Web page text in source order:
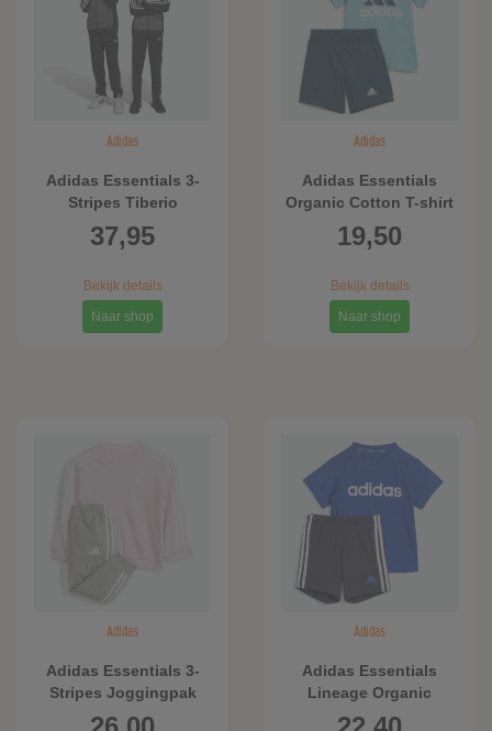
Adidas
Adidas Essentials 3-
Stripes Tiberio
Trainingspak
37,95
Bekijk details
Naar shop
Adidas
Adidas Essentials
Organic Cotton T-shirt
en Short Set
19,50
Bekijk details
Naar shop
Adidas
Adidas Essentials 3-
Stripes Joggingpak
Kids
Adidas
Adidas Essentials
Lineage Organic
Cotton T-shirt en Short